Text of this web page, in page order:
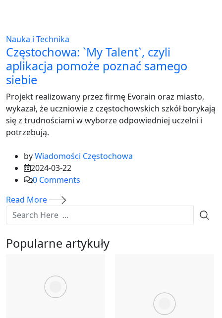
Nauka i Technika
Częstochowa: `My Talent`, czyli
aplikacja pomoże poznać samego
siebie
Projekt realizowany przez firmę Evorain oraz miasto,
wykazał, że uczniowie z częstochowskich szkół borykają
się z trudnościami w wyborze odpowiedniej uczelni i
potrzebują.
byWiadomości Częstochowa
2024-03-22
0 Comments
Read More
Popularne artykuły